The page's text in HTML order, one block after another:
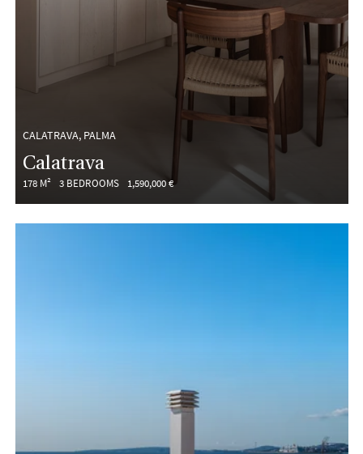
CALATRAVA, PALMA
Calatrava
178 M² 3 BEDROOMS 1,590,000 €